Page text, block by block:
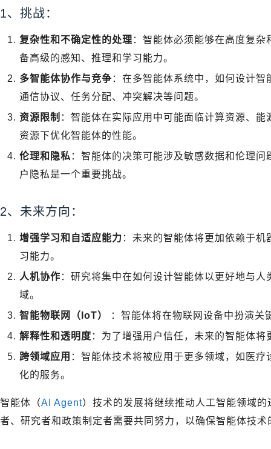
1、挑战：
复杂性和不确定性的处理 ：智能体必须能够在高度复
备高级的感知、推理和学习能力。
多智能体协作与竞争 ：在多智能体系统中，如何设计
通信协议、任务分配、冲突解决等问题。
资源限制 ：智能体在实际应用中可能面临计算资源、
资源下优化智能体的性能。
伦理和隐私 ：智能体的决策可能涉及敏感数据和伦理
户隐私是一个重要挑战。
2、未来方向：
增强学习和自适应能力 ：未来的智能体将更加依赖于
习能力。
人机协作 ：研究将集中在如何设计智能体以更好地与
域。
智能物联网（IoT）
：智能体将在物联网设备中扮演
解释性和透明度 ：为了增强用户信任，未来的智能体
跨领域应用 ：智能体技术将被应用于更多领域，如医
化的服务。
智能体（AI Agent）技术的发展将继续推动人工智能领域
者、研究者和政策制定者需要共同努力，以确保智能体技